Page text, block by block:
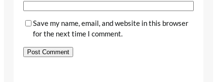
Save my name, email, and website in this browser
for the next time I comment.